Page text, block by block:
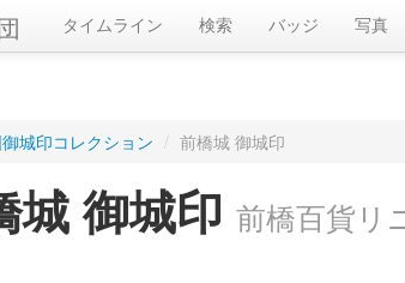
タイムライン 検索 バッジ 写真
城印コレクション / 前橋城 御城印
城 御城印 前橋百貨リ